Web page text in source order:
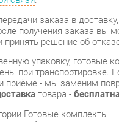
упаковку, готовые
при транспортировке.
приёме - мы заменим
товара -бесплатна.
1 год, а на некоторые
- это качественное